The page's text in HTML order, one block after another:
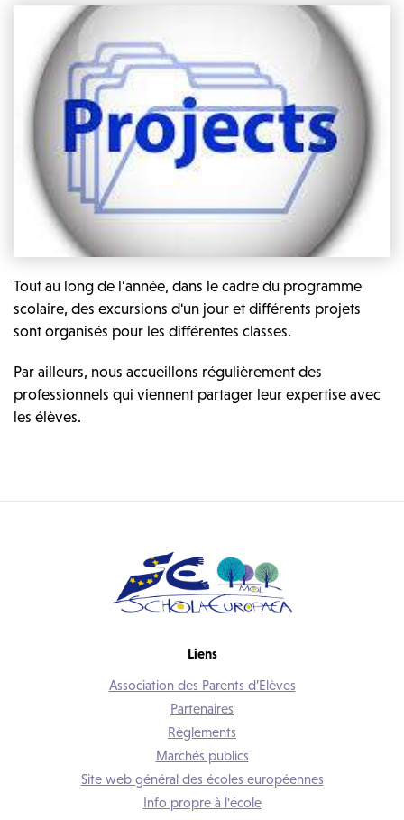
Tout au long de l’année, dans le cadre du programme
scolaire, des excursions d'un jour et différents projets
sont organisés pour les différentes classes.
Par ailleurs, nous accueillons régulièrement des
professionnels qui viennent partager leur expertise avec
les élèves.
Liens
Association des Parents d’Elèves
Partenaires
Règlements
Marchés publics
Site web général des écoles européennes
Info propre à l'école